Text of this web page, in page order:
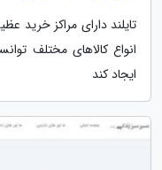
تایلند دارای مراکز خرید
انواع کالاهای مختلف
ایجاد کند